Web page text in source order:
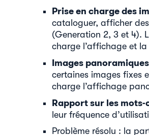
Prise en charge des
cataloguer, afficher
(Generation 2, 3 et 4).
charge l’affichage et
Images
certaines images fixes
charge l’affichage
Rapport sur les mots-
leur fréquence
Problème résolu : la